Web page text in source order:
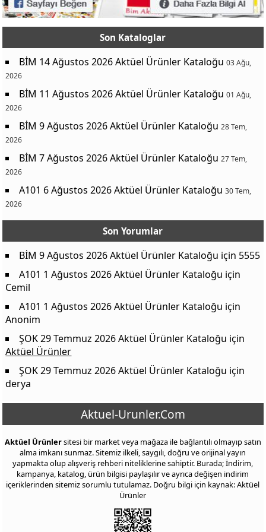
Karaoke Mikrofon Fs89
499,00 TL
Şarjli El Fani
Usb Mini Fan
199,00 TL
Katlanabi̇li̇r Speed Light İnce Teker Elektri̇kli̇ Bi̇si̇klet
Katlanabi̇li̇r Rv10 Elektri̇kli̇ Bi̇si̇klet
22.900,00 TL
Siyah Turbo Cam Ankastre Set
8.690,00 TL
Beyaz Turbo Cam Ankastre Set
Action 6’lı Yedek Başlik Cross
475,00 TL
Mini Buzdolabi +- 93/100 L
5.250,00 TL
4 Bölmeli Derin Dondurucu Key 410 E
11.450,00 TL
3 Çekmeceli Derin Dondurucu Key 310 D
6.750,00 TL
30 Parça Çatal Kaşik Biçak Takimi
Çelik Çaydanlik
1.199,00 TL
Simplicty Tava ~24 Cm
Manuel Rondo ~500 Ml
649,00 TL
Karniyarik Tenceresi ~26 Cm
Sahan ~20 Cm
379,00 TL
Derin Tencere ~24 Cm
699,00 TL
Karniyarik Tenceresi ~24 Cm
979,00 TL
Kapakli Sahan ~20 Cm
599,00 TL
Derin Tencere ~22 Cm
Deluxe Şef Biçaği ~16 Cm
Son Kataloglar
BİM 14 Ağustos 2026 Aktüel Ürünler Kataloğu 03 Ağu,
2026
BİM 11 Ağustos 2026 Aktüel Ürünler Kataloğu 01 Ağu,
2026
BİM 9 Ağustos 2026 Aktüel Ürünler Kataloğu 28 Tem,
2026
BİM 7 Ağustos 2026 Aktüel Ürünler Kataloğu 27 Tem,
2026
A101 6 Ağustos 2026 Aktüel Ürünler Kataloğu 30 Tem,
2026
Son Yorumlar
BİM 9 Ağustos 2026 Aktüel Ürünler Kataloğu için 5555
A101 1 Ağustos 2026 Aktüel Ürünler Kataloğu için
Cemil
A101 1 Ağustos 2026 Aktüel Ürünler Kataloğu için
Anonim
ŞOK 29 Temmuz 2026 Aktüel Ürünler Kataloğu için
Aktüel Ürünler
ŞOK 29 Temmuz 2026 Aktüel Ürünler Kataloğu için
derya
Aktuel-Urunler.Com
Aktüel Ürünlersitesi bir market veya mağaza ile bağlantılı olmayıp satın
alma imkanı sunmaz. Sitemiz ilkeli, saygılı, doğru ve orijinal yayın
yapmakta olup alışveriş rehberi niteliklerine sahiptir. Burada; İndirim,
kampanya, katalog, ürün bilgisi paylaşılır ve ayrıca değişen indirim
içeriklerinden sitemiz sorumlu tutulamaz. Doğru bilgi için kaynak: Aktüel
Ürünler